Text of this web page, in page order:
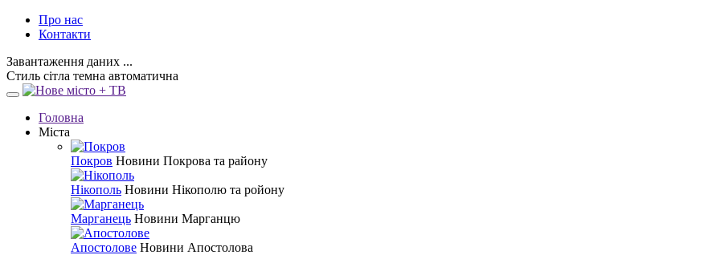
Про нас
Контакти
Завантаження даних ...
Стиль сітла темна автоматична
Головна
Міста
Покров Новини Покрова та району
Нікополь Новини Нікополю та ройону
Марганець Новини Марганцю
Апостолове Новини Апостолова